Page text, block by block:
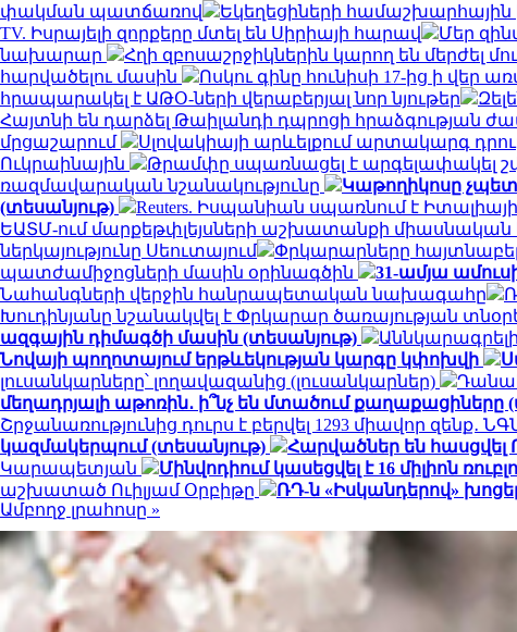
փակման պատճառով
Եկեղեցիների
TV. Իսրայելի զորքերը մտել են Սիրիայի հարավ
Մեր
նախարար
Հղի զբոսաշրջիկներին կարող են մերժել
հարվածելու մասին
Ոսկու գինը հունիսի 17-ից ի վեր
հրապարակել է ԱԹՕ-ների վերաբերյալ նոր նյութեր
Հայտնի են դարձել Թաիլանդի դպրոցի հրաձգության
մրցաշարում
Սլովակիայի արևելքում արտակարգ
Ուկրաինային
Թրամփը սպառնացել է արգելափակել
ռազմավարական նշանակությունը
Կաթողիկոսը
(տեսանյութ)
Reuters. Իսպանիան սպառնում է
ԵԱՏՄ-ում մարքեթփլեյսների աշխատանքի միասնական
ներկայությունը Սեուտայում
Փրկարարները
պատժամիջոցների մասին օրինագծին
31-ամյա
Նահանգների վերջին հանրապետական ​​նախագահը
Խուդինյանը նշանակվել է Փրկարար ծառայության
ազգային դիմագծի մասին (տեսանյութ)
Նովայի պողոտայում երթևեկության կարգը կփոխվի
լուսանկարները՝ լողավազանից (լուսանկարներ)
մեղադրյալի աթոռին․ ի՞նչ են մտածում քաղաքացիները
Շրջանառությունից դուրս է բերվել 1293 միավոր զենք․
կազմակերպում (տեսանյութ)
Հարվածներ են
Կարապետյան
Մինվոդիում կասեցվել է 16 միլիոն
աշխատած Ուիլյամ Օրբիթը
ՌԴ-ն «Իսկանդերով»
Ամբողջ լրահոսը »